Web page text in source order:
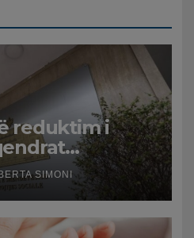
reduktim i
dhe spitalet,
vetëm
SIMONI